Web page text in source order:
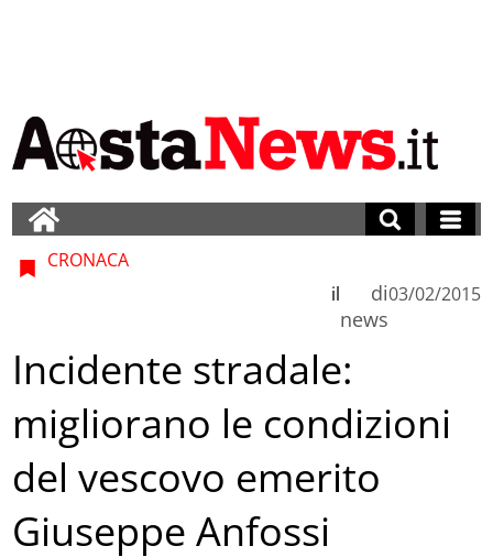
CRONACA
di
news
il 03/02/2015
Incidente stradale:
migliorano le condizioni
del vescovo emerito
Giuseppe Anfossi